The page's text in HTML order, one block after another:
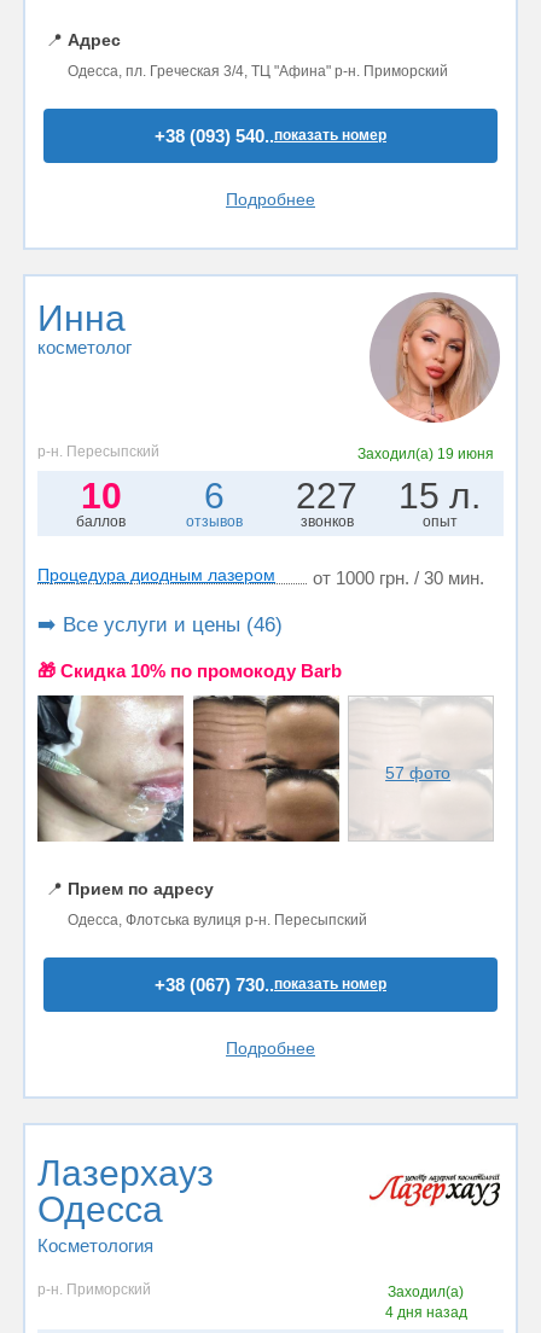
📍 Адрес
Одесса, пл. Греческая 3/4, ТЦ "Афина" р-н. Приморский
+38 (093) 540..показать номер
Подробнее
Инна
косметолог
р-н. Пересыпский Заходил(а) 19 июня
10
баллов
6
отзывов
227
звонков
15 л.
опыт
Процедура диодным лазером от 1000 грн. / 30 мин.
➡️ Все услуги и цены (46)
🎁 Cкидка 10% по промокоду Barb
57 фото
📍 Прием по адресу
Одесса, Флотська вулиця р-н. Пересыпский
+38 (067) 730..показать номер
Подробнее
Лазерхауз
Одесса
Косметология
р-н. Приморский
Заходил(а)
4 дня назад